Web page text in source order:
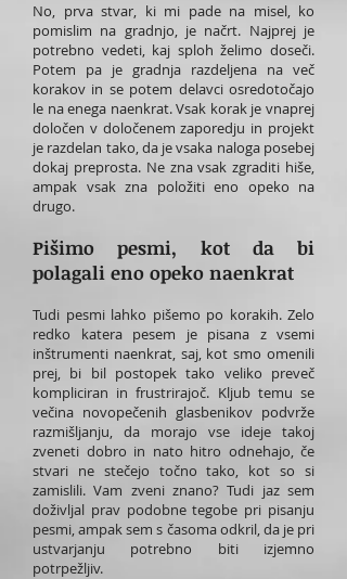
No, prva stvar, ki mi pade na misel, ko
pomislim na gradnjo, je načrt. Najprej je
potrebno vedeti, kaj sploh želimo doseči.
Potem pa je gradnja razdeljena na več
korakov in se potem delavci osredotočajo
le na enega naenkrat. Vsak korak je vnaprej
določen v določenem zaporedju in projekt
je razdelan tako, da je vsaka naloga posebej
dokaj preprosta. Ne zna vsak zgraditi hiše,
ampak vsak zna položiti eno opeko na
drugo.
Pišimo pesmi, kot da bi
polagali eno opeko naenkrat
Tudi pesmi lahko pišemo po korakih. Zelo
redko katera pesem je pisana z vsemi
inštrumenti naenkrat, saj, kot smo omenili
prej, bi bil postopek tako veliko preveč
kompliciran in frustrirajoč. Kljub temu se
večina novopečenih glasbenikov podvrže
razmišljanju, da morajo vse ideje takoj
zveneti dobro in nato hitro odnehajo, če
stvari ne stečejo točno tako, kot so si
zamislili. Vam zveni znano? Tudi jaz sem
doživljal prav podobne tegobe pri pisanju
pesmi, ampak sem s časoma odkril, da je pri
ustvarjanju potrebno biti izjemno
potrpežljiv.